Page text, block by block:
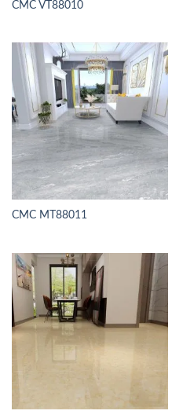
CMC VT88010
CMC MT88011